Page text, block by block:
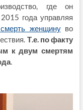
где он
года управляя
женщинуво
Т.е. по факту
к двум смертям
.